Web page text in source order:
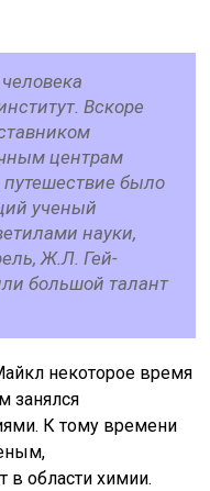
Вскоре
центрам
путешествие было
ученый
науки,
Ж.Л. Гей-
большой талант
некоторое время
занялся
К тому времени
в области химии.